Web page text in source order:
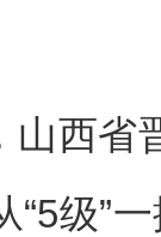
西省
级”